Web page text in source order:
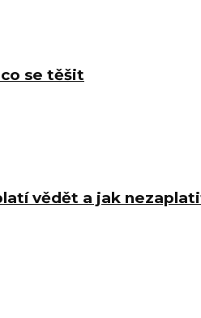
se těšit
vědět a jak